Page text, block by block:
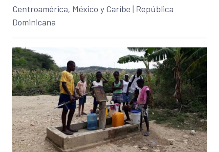
Centroamérica, México y Caribe | República
Dominicana